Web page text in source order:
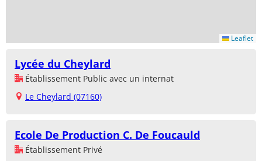
Leaflet
Lycée du Cheylard
Établissement Public avec un internat
Le Cheylard (07160)
Ecole De Production C. De Foucauld
Établissement Privé